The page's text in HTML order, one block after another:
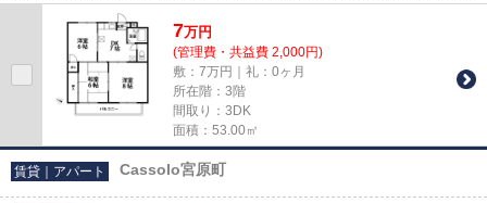
当社にお任せください。お気...
7万円
(管理費・共益費 2,000円)
敷：7万円｜礼：0ヶ月
所在階：3階
間取り：3DK
面積：53.00㎡
賃貸｜アパート Cassolo宮原町